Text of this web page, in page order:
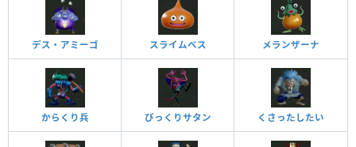
デス・アミーゴ スライムベス メランザーナ
からくり兵 びっくりサタン くさったしたい